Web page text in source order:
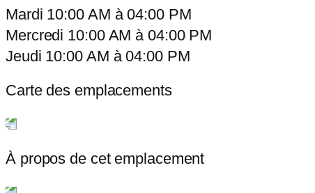
Mardi 10:00 AM à04:00 PM
Mercredi 10:00 AM à04:00 PM
Jeudi 10:00 AM à04:00 PM
Carte des emplacements
À propos de cet emplacement